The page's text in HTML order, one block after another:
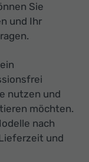
Sie
und Ihr
nutzen und
möchten.
nach
und